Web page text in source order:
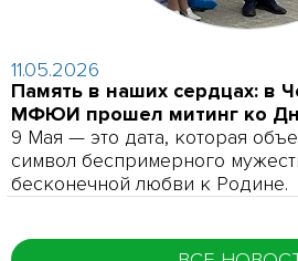
11.05.2026
Память в наших сердцах: в
МФЮИ прошел митинг ко
9 Мая — это дата, которая
символ беспримерного
бесконечной любви к Родине.